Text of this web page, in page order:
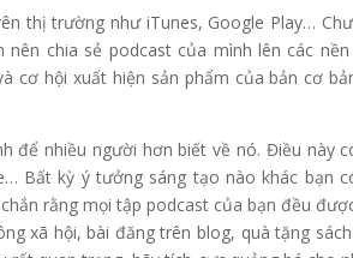
thị trường như iTunes, Google Play…
nên chia sẻ podcast của mình lên các
cơ hội xuất hiện sản phẩm của bản cơ
để nhiều người hơn biết về nó. Điều này
Bất kỳ ý tưởng sáng tạo nào khác bạn
rằng mọi tập podcast của bạn đều
xã hội, bài đăng trên blog, quà tặng